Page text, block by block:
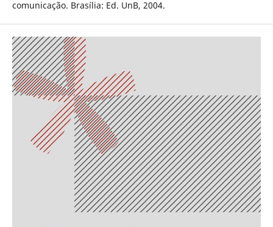
comunicação. Brasília: Ed. UnB, 2004.